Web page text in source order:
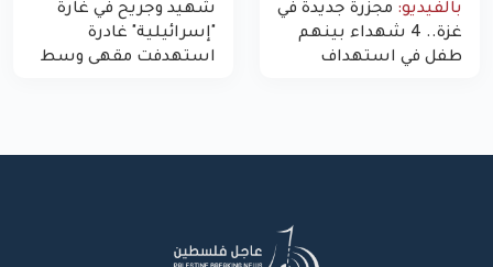
بالفيديو: مجزرة جديدة في
غزة.. 4 شهداء بينهم
طفل في استهداف
شهيد وجريح في غارة
"إسرائيلية" غادرة
استهدفت مقهى وسط